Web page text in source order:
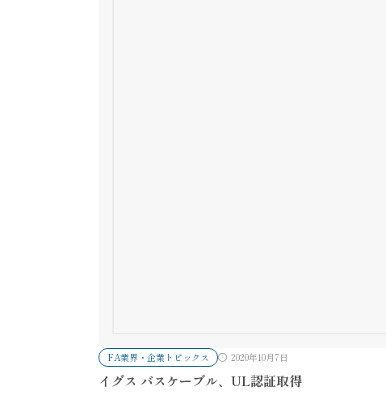
FA業界・企業トピックス 2020年10月7日
イグス バスケーブル、UL認証取得